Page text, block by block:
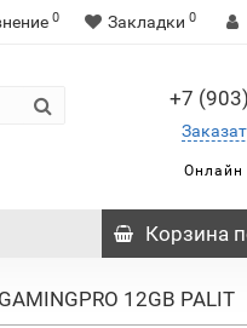
0 Закладки 0
+7 (903)
Онлайн
Корзина
12GB PALIT